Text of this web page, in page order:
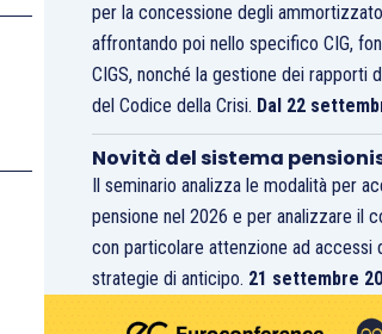
per la concessione degli
affrontando poi nello specifico CIG,
CIGS, nonché la gestione dei rapporti
del Codice della Crisi. Dal 22
Novità del sistema
Il seminario analizza le modalità per
pensione nel 2026 e per analizzare il
con particolare attenzione ad accessi
strategie di anticipo. 21 settembre